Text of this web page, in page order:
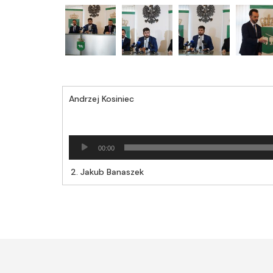
Andrzej Kosiniec
Odtwarzacz
plików
dźwiękowych
00:00
2. Jakub Banaszek